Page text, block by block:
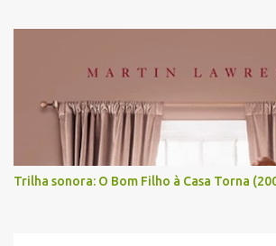
Trilha sonora: O Bom Filho à Casa Torna